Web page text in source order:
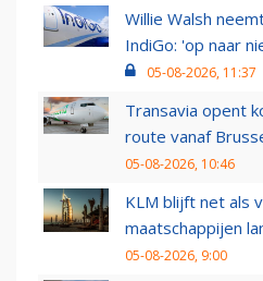
Willie Walsh
IndiGo: 'op naar
05-08-2026, 11:37
Transavia opent
route vanaf
05-08-2026, 10:46
KLM blijft net als
maatschappijen
05-08-2026, 9:00